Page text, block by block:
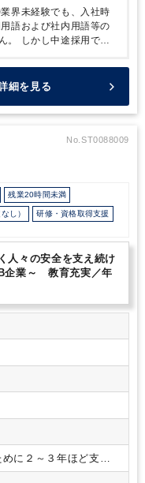
。 【ワークリア事業
援事業「ワークリ
トやBPOの業務管理、
る為マルチタスク能
しての業務のみなら
ができます。
界未経験でも、入社時
語および社内用語等の
。
しかし中途採用で入
内システムの使用方法
れに必要な知識等のサポ
◎バックオフィスとし
ーを構築、仕組化してい
チスキルを身につけてい
を経験することも可能で
営業から未経験で法務や
積極的に自分のキャリア
務系職の業務内容
担保する独自の経営戦
続し、設立21年で年商
ンチャーです。（*2025
をテーマに、事業を創
り組んでいます。現在、
の領域で約60の事業を展
年間100億円規模の投資
るため、様々な業界を
細を見る
No.ST0088009
残業20時間未満
し） 研修・資格取得支援
人々の安全を支え続け
企業～ 教育充実／年
に２～３年ほど支店
「支社」に籍を置きま